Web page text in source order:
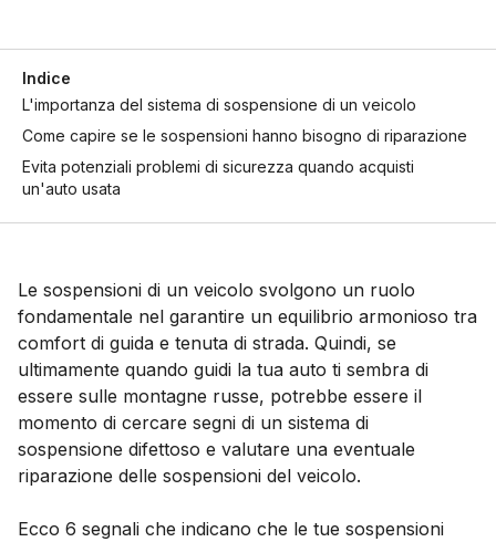
Indice
L'importanza del sistema di sospensione di un veicolo
Come capire se le sospensioni hanno bisogno di riparazione
Evita potenziali problemi di sicurezza quando acquisti
un'auto usata
Le sospensioni di un veicolo svolgono un ruolo
fondamentale nel garantire un equilibrio armonioso tra
comfort di guida e tenuta di strada. Quindi, se
ultimamente quando guidi la tua auto ti sembra di
essere sulle montagne russe, potrebbe essere il
momento di cercare segni di un sistema di
sospensione difettoso e valutare una eventuale
riparazione delle sospensioni del veicolo.
Ecco 6 segnali che indicano che le tue sospensioni